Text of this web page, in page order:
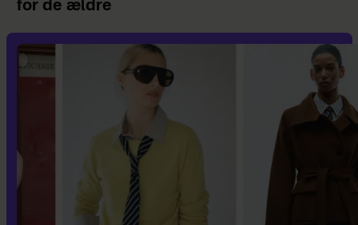
for de ældre